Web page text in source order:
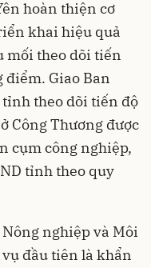
hoàn thiện cơ
khai hiệu quả
mối theo dõi tiến
điểm. Giao Ban
theo dõi tiến độ
Công Thương được
cụm công nghiệp,
tỉnh theo quy
nghiệp và Môi
đầu tiên là khẩn